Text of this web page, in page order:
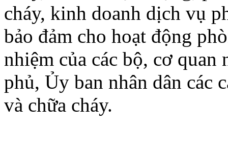
cháy, kinh doanh dịch vụ
bảo đảm cho hoạt động
nhiệm của các bộ, cơ
phủ, Ủy ban nhân dân các
và chữa cháy.